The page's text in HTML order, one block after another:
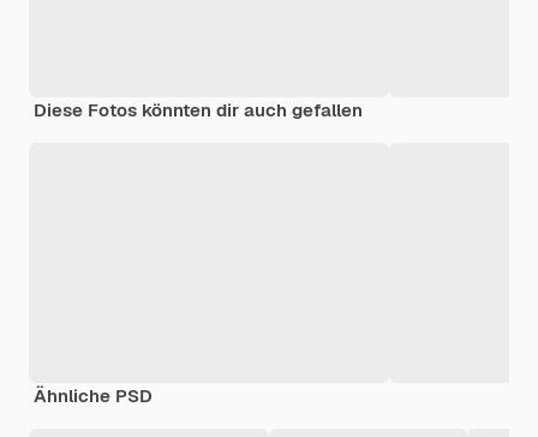
Diese Fotos könnten dir auch gefallen
Ähnliche PSD